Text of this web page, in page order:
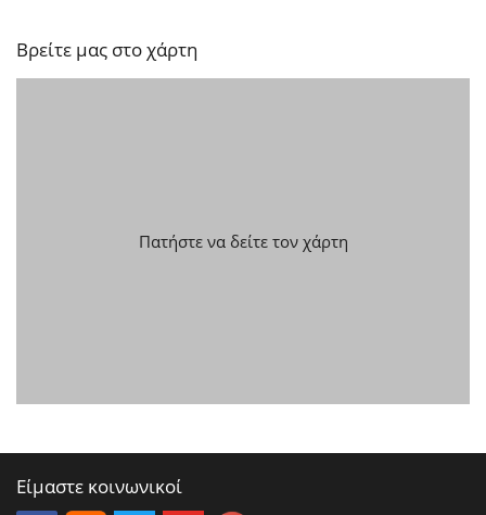
Βρείτε μας στο χάρτη
Πατήστε να δείτε τον χάρτη
Είμαστε κοινωνικοί